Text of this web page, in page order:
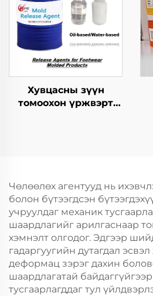
Хувцасны зүүн
томоохон үржвэрт
Чөлөөлөх агентууд нь
болон бүтээгдсэн
учруулдаг механик
шаардлагийг арилгаснаар
хэмнэлт олгодог. Эдгээр
гадаргуугийн дутагдал
деформац зэрэг дахин
шаардлагатай
тусгаарлагддаг тул